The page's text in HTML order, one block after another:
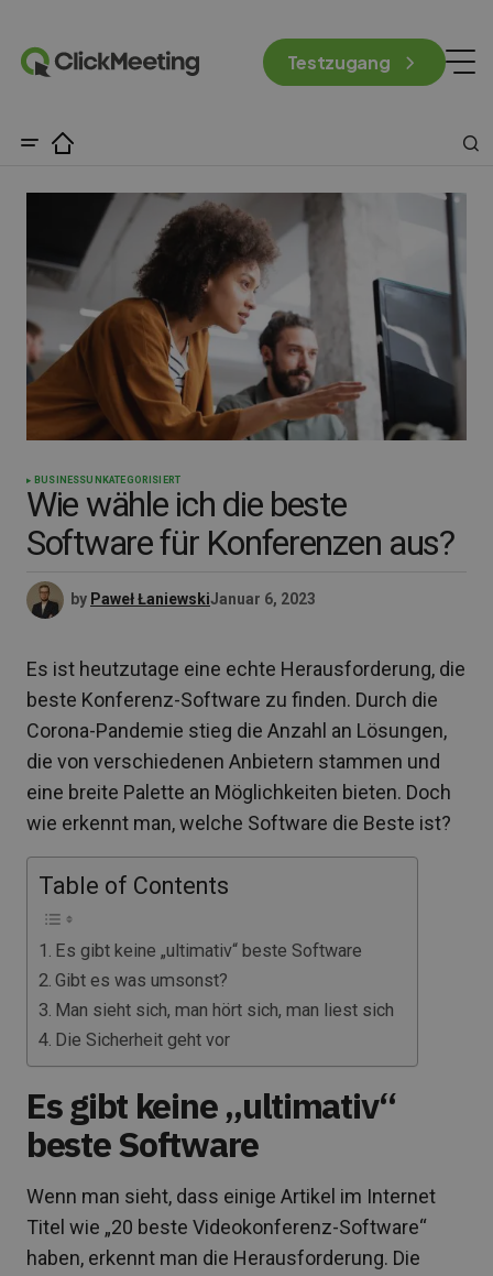
Testzugang
BUSINESSUNKATEGORISIERT
Wie wähle ich die beste
Software für Konferenzen aus?
by Paweł ŁaniewskiJanuar 6, 2023
Es ist heutzutage eine echte Herausforderung, die
beste Konferenz-Software zu finden. Durch die
Corona-Pandemie stieg die Anzahl an Lösungen,
die von verschiedenen Anbietern stammen und
eine breite Palette an Möglichkeiten bieten. Doch
wie erkennt man, welche Software die Beste ist?
Table of Contents
Es gibt keine „ultimativ“ beste Software
Gibt es was umsonst?
Man sieht sich, man hört sich, man liest sich
Die Sicherheit geht vor
Es gibt keine „ultimativ“
beste Software
Wenn man sieht, dass einige Artikel im Internet
Titel wie „20 beste Videokonferenz-Software“
haben, erkennt man die Herausforderung. Die